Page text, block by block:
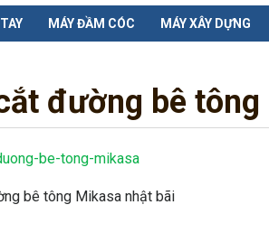
MÁY ĐẦM CÓC MÁY XÂY DỰNG
đường bê tông
bê tông Mikasa nhật bãi